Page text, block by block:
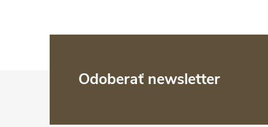
Odoberať newsletter